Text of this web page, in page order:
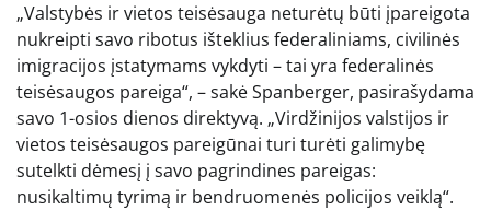
„Valstybės ir vietos teisėsauga neturėtų būti įpareigota
nukreipti savo ribotus išteklius federaliniams, civilinės
imigracijos įstatymams vykdyti – tai yra federalinės
teisėsaugos pareiga“, – sakė Spanberger, pasirašydama
savo 1-osios dienos direktyvą. „Virdžinijos valstijos ir
vietos teisėsaugos pareigūnai turi turėti galimybę
sutelkti dėmesį į savo pagrindines pareigas:
nusikaltimų tyrimą ir bendruomenės policijos veiklą“.